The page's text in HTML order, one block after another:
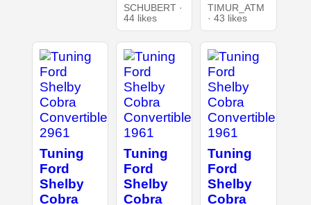
SCHUBERT ·
44 likes
TIMUR_ATM
· 43 likes
Tuning
Ford
Shelby
Cobra
Tuning
Ford
Shelby
Cobra
Tuning
Ford
Shelby
Cobra